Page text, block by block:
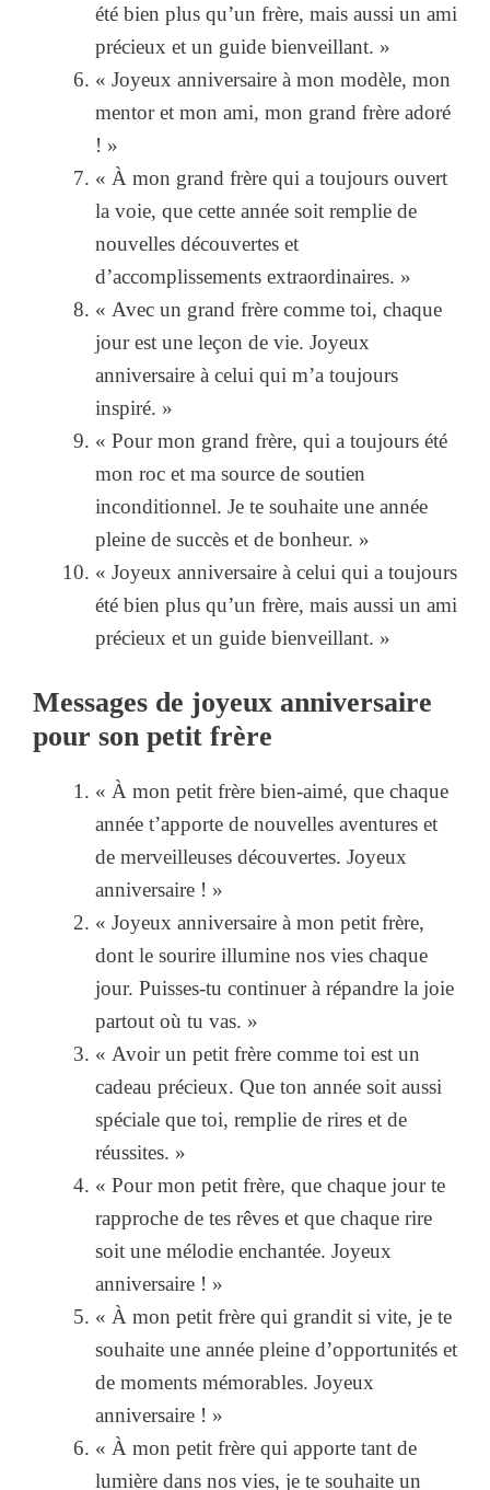
été bien plus qu’un frère, mais aussi un ami
précieux et un guide bienveillant. »
« Joyeux anniversaire à mon modèle, mon
mentor et mon ami, mon grand frère adoré
! »
« À mon grand frère qui a toujours ouvert
la voie, que cette année soit remplie de
nouvelles découvertes et
d’accomplissements extraordinaires. »
« Avec un grand frère comme toi, chaque
jour est une leçon de vie. Joyeux
anniversaire à celui qui m’a toujours
inspiré. »
« Pour mon grand frère, qui a toujours été
mon roc et ma source de soutien
inconditionnel. Je te souhaite une année
pleine de succès et de bonheur. »
« Joyeux anniversaire à celui qui a toujours
été bien plus qu’un frère, mais aussi un ami
précieux et un guide bienveillant. »
Messages de joyeux anniversaire
pour son petit frère
« À mon petit frère bien-aimé, que chaque
année t’apporte de nouvelles aventures et
de merveilleuses découvertes. Joyeux
anniversaire ! »
« Joyeux anniversaire à mon petit frère,
dont le sourire illumine nos vies chaque
jour. Puisses-tu continuer à répandre la joie
partout où tu vas. »
« Avoir un petit frère comme toi est un
cadeau précieux. Que ton année soit aussi
spéciale que toi, remplie de rires et de
réussites. »
« Pour mon petit frère, que chaque jour te
rapproche de tes rêves et que chaque rire
soit une mélodie enchantée. Joyeux
anniversaire ! »
« À mon petit frère qui grandit si vite, je te
souhaite une année pleine d’opportunités et
de moments mémorables. Joyeux
anniversaire ! »
« À mon petit frère qui apporte tant de
lumière dans nos vies, je te souhaite un